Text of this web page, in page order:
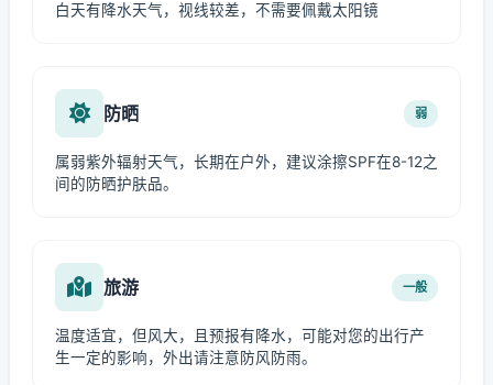
白天有降水天气，视线较差，不需要佩戴太阳镜
防晒 弱
属弱紫外辐射天气，长期在户外，建议涂擦SPF在8-12之
间的防晒护肤品。
旅游 一般
温度适宜，但风大，且预报有降水，可能对您的出行产
生一定的影响，外出请注意防风防雨。